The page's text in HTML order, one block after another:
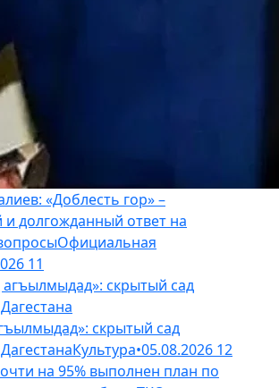
«Доблесть гор» –
долгожданный ответ на
Официальная
11
скрытый сад
Культура•05.08.2026 12